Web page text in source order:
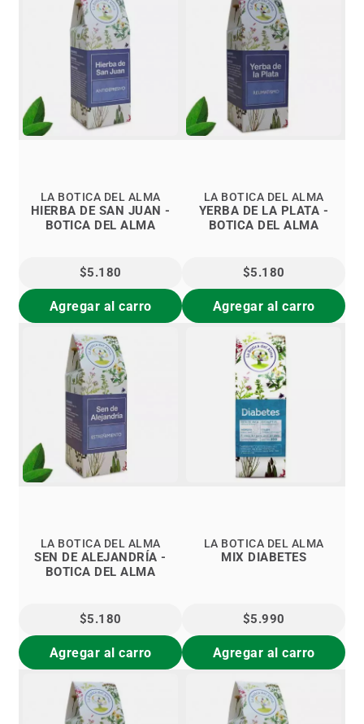
HIERBA DE SAN JUAN -
BOTICA DEL ALMA
LA BOTICA DEL ALMA
$5.180
Agregar al carro
YERBA DE LA PLATA -
BOTICA DEL ALMA
LA BOTICA DEL ALMA
$5.180
Agregar al carro
SEN DE ALEJANDRÍA -
BOTICA DEL ALMA
LA BOTICA DEL ALMA
$5.180
Agregar al carro
MIX DIABETES
LA BOTICA DEL ALMA
$5.990
Agregar al carro